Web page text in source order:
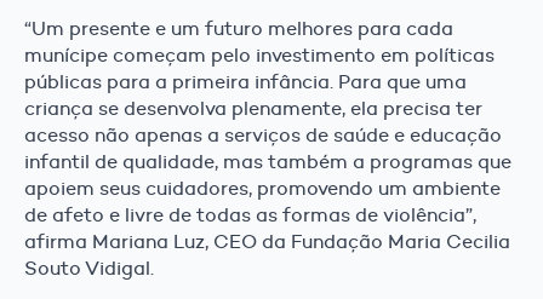
“Um presente e um futuro melhores para cada
munícipe começam pelo investimento em políticas
públicas para a primeira infância. Para que uma
criança se desenvolva plenamente, ela precisa ter
acesso não apenas a serviços de saúde e educação
infantil de qualidade, mas também a programas que
apoiem seus cuidadores, promovendo um ambiente
de afeto e livre de todas as formas de violência”,
afirma Mariana Luz, CEO da Fundação Maria Cecilia
Souto Vidigal.